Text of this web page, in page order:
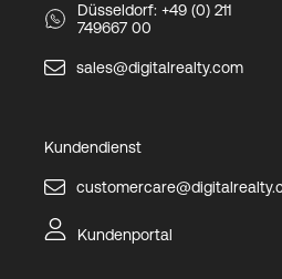
Düsseldorf: +49 (0) 211
749667 00
sales@digitalrealty.com
Kundendienst
Kundenportal